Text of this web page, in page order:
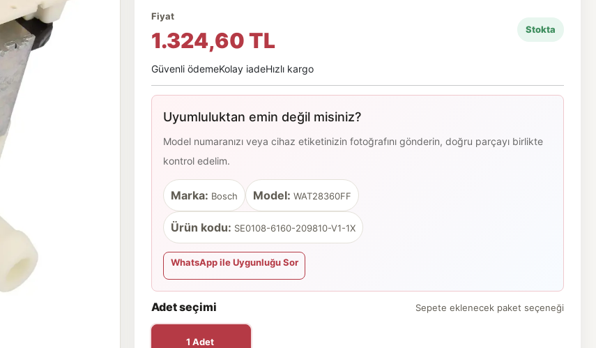
Fiyat
1.324,60 TL Stokta
Güvenli ödemeKolay iadeHızlı kargo
Uyumluluktan emin değil misiniz?
Model numaranızı veya cihaz etiketinizin fotoğrafını gönderin, doğru parçayı birlikte
kontrol edelim.
Marka: Bosch Model: WAT28360FF
Ürün kodu: SE0108-6160-209810-V1-1X
WhatsApp ile Uygunluğu Sor
Adet seçimi Sepete eklenecek paket seçeneği
1 Adet